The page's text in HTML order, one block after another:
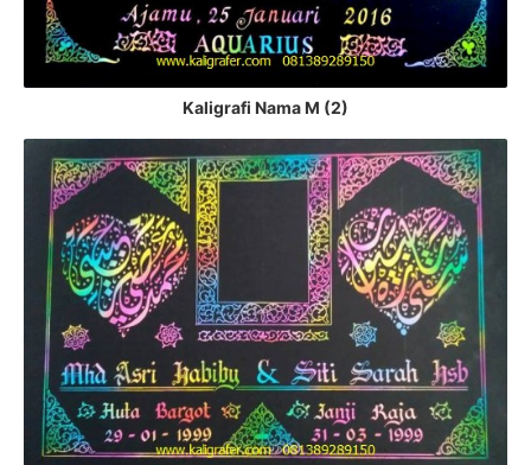
Kaligrafi Nama M (2)